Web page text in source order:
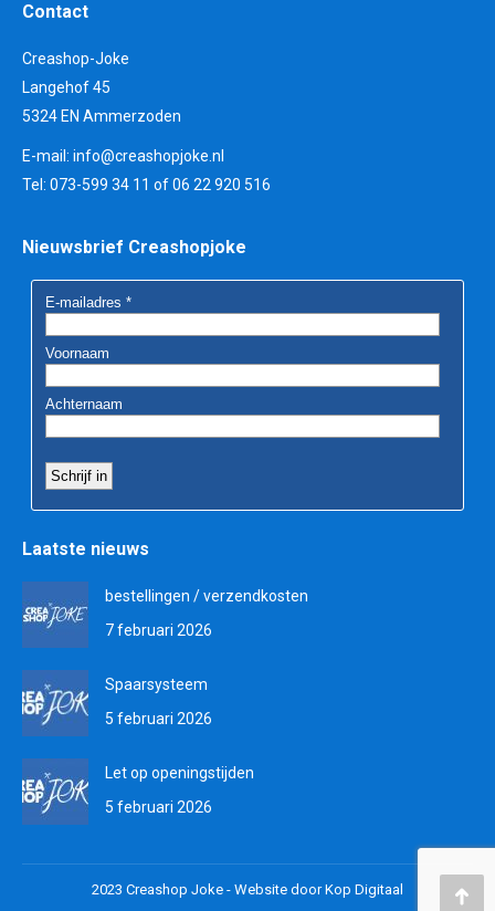
Contact
Creashop-Joke
Langehof 45
5324 EN Ammerzoden
E-mail: info@creashopjoke.nl
Tel: 073-599 34 11 of 06 22 920 516
Nieuwsbrief Creashopjoke
Laatste nieuws
bestellingen / verzendkosten
7 februari 2026
Spaarsysteem
5 februari 2026
Let op openingstijden
5 februari 2026
2023 Creashop Joke - Website door Kop Digitaal